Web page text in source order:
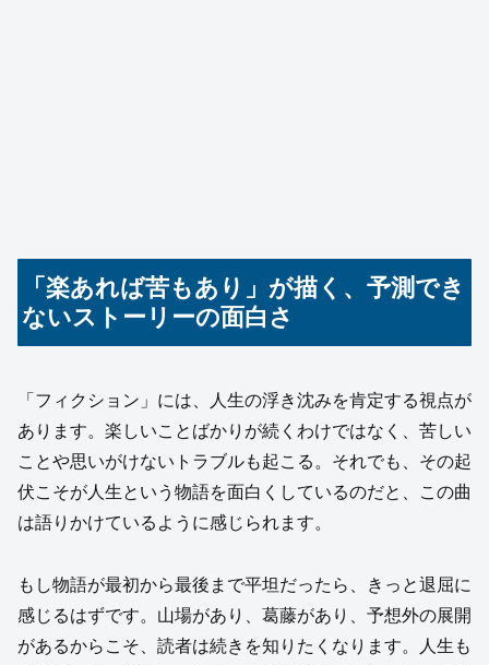
「楽あれば苦もあり」が描く、予測でき
ないストーリーの面白さ
「フィクション」には、人生の浮き沈みを肯定する視点が
あります。楽しいことばかりが続くわけではなく、苦しい
ことや思いがけないトラブルも起こる。それでも、その起
伏こそが人生という物語を面白くしているのだと、この曲
は語りかけているように感じられます。
もし物語が最初から最後まで平坦だったら、きっと退屈に
感じるはずです。山場があり、葛藤があり、予想外の展開
があるからこそ、読者は続きを知りたくなります。人生も